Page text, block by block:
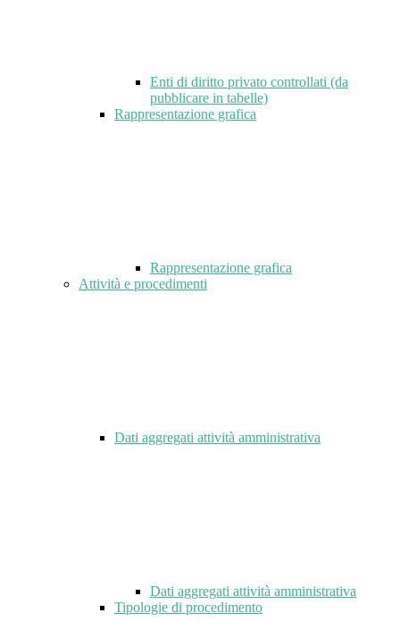
Enti di diritto privato controllati (da
pubblicare in tabelle)
Rappresentazione grafica
Rappresentazione grafica
Attività e procedimenti
Dati aggregati attività amministrativa
Dati aggregati attività amministrativa
Tipologie di procedimento